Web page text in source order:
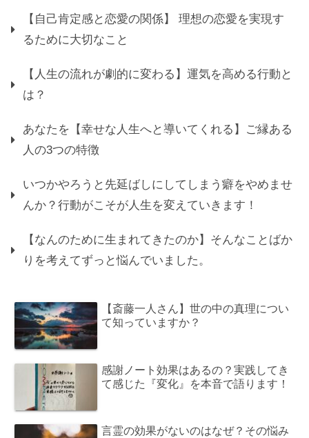
【自己肯定感と恋愛の関係】 理想の恋愛を実現す
るために大切なこと
【人生の流れが劇的に変わる】運気を高める行動と
は？
あなたを【幸せな人生へと導いてくれる】ご縁ある
人の3つの特徴
いつかやろうと先延ばしにしてしまう癖をやめませ
んか？行動がこそが人生を変えていきます！
【なんのために生まれてきたのか】そんなことばか
りを考えてずっと悩んでいました。
【斎藤一人さん】世の中の真理につい
て知っていますか？
感謝ノート効果はあるの？実践してき
て感じた『変化』を本音で語ります！
言霊の効果がないのはなぜ？その悩み